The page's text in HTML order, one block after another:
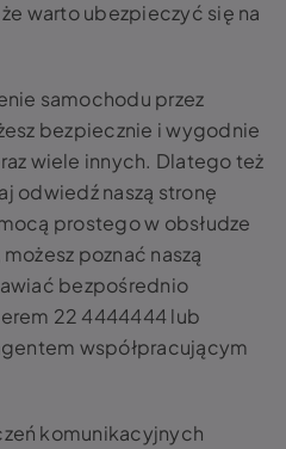
warto ubezpieczyć się na
samochodu przez
bezpiecznie i wygodnie
wiele innych. Dlatego też
odwiedź naszą stronę
prostego w obsłudze
poznać naszą
bezpośrednio
22 4444444 lub
współpracującym
komunikacyjnych